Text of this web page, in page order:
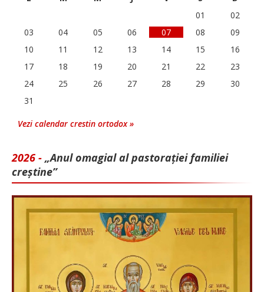
01
02
03
04 05 06 07 08
09
10
11 12 13 14 15
16
17
18 19 20 21 22
23
24
25 26 27 28 29
30
31
Vezi calendar crestin ortodox »
2026 - „Anul omagial al pastorației familiei
creștine”